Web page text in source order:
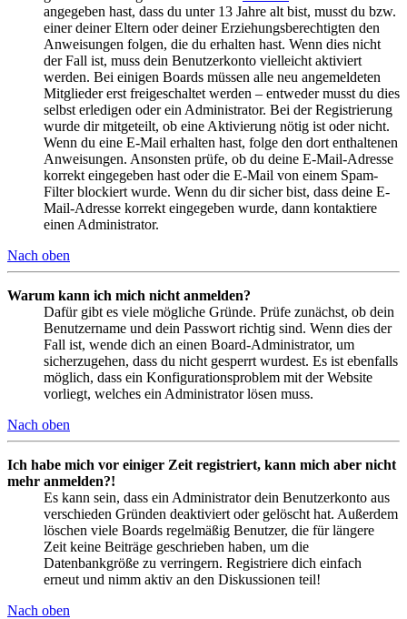
angegeben hast, dass du unter 13 Jahre alt bist, musst du bzw.
einer deiner Eltern oder deiner Erziehungsberechtigten den
Anweisungen folgen, die du erhalten hast. Wenn dies nicht
der Fall ist, muss dein Benutzerkonto vielleicht aktiviert
werden. Bei einigen Boards müssen alle neu angemeldeten
Mitglieder erst freigeschaltet werden – entweder musst du dies
selbst erledigen oder ein Administrator. Bei der Registrierung
wurde dir mitgeteilt, ob eine Aktivierung nötig ist oder nicht.
Wenn du eine E-Mail erhalten hast, folge den dort enthaltenen
Anweisungen. Ansonsten prüfe, ob du deine E-Mail-Adresse
korrekt eingegeben hast oder die E-Mail von einem Spam-
Filter blockiert wurde. Wenn du dir sicher bist, dass deine E-
Mail-Adresse korrekt eingegeben wurde, dann kontaktiere
einen Administrator.
Nach oben
Warum kann ich mich nicht anmelden?
Dafür gibt es viele mögliche Gründe. Prüfe zunächst, ob dein
Benutzername und dein Passwort richtig sind. Wenn dies der
Fall ist, wende dich an einen Board-Administrator, um
sicherzugehen, dass du nicht gesperrt wurdest. Es ist ebenfalls
möglich, dass ein Konfigurationsproblem mit der Website
vorliegt, welches ein Administrator lösen muss.
Nach oben
Ich habe mich vor einiger Zeit registriert, kann mich aber nicht
mehr anmelden?!
Es kann sein, dass ein Administrator dein Benutzerkonto aus
verschieden Gründen deaktiviert oder gelöscht hat. Außerdem
löschen viele Boards regelmäßig Benutzer, die für längere
Zeit keine Beiträge geschrieben haben, um die
Datenbankgröße zu verringern. Registriere dich einfach
erneut und nimm aktiv an den Diskussionen teil!
Nach oben